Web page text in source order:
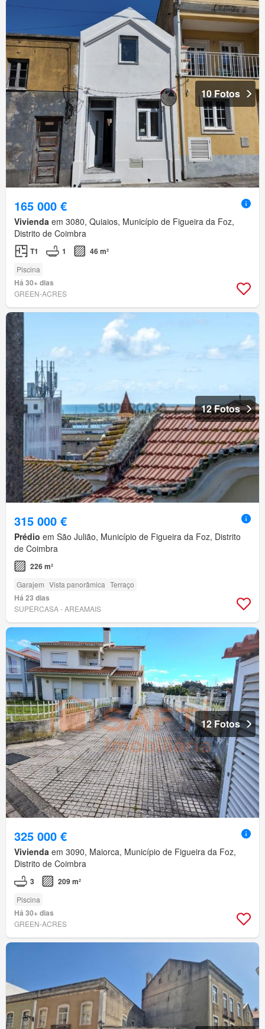
10 Fotos
165 000 €
Vivienda em 3080, Quiaios, Município de Figueira da Foz,
Distrito de Coimbra
T1 1 46 m²
Piscina
Há 30+ dias
GREEN-ACRES
12 Fotos
315 000 €
Prédio em São Julião, Município de Figueira da Foz, Distrito
de Coimbra
226 m²
Garajem Vista panorâmica Terraço
Há 23 dias
SUPERCASA - AREAMAIS
12 Fotos
325 000 €
Vivienda em 3090, Maiorca, Município de Figueira da Foz,
Distrito de Coimbra
3 209 m²
Piscina
Há 30+ dias
GREEN-ACRES